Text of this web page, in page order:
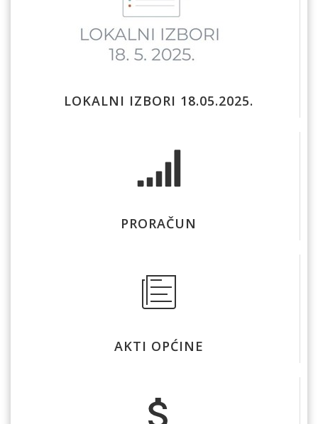
LOKALNI IZBORI 18.05.2025.
PRORAČUN
AKTI OPĆINE